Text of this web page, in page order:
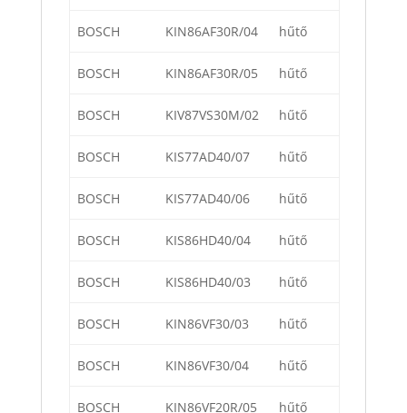
BOSCH KIN86AF30R/04 hűtő
BOSCH KIN86AF30R/05 hűtő
BOSCH KIV87VS30M/02 hűtő
BOSCH KIS77AD40/07 hűtő
BOSCH KIS77AD40/06 hűtő
BOSCH KIS86HD40/04 hűtő
BOSCH KIS86HD40/03 hűtő
BOSCH KIN86VF30/03 hűtő
BOSCH KIN86VF30/04 hűtő
BOSCH KIN86VF20R/05 hűtő